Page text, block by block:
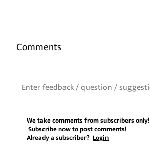
Comments
We take comments from subscribers only!
Subscribe nowto post comments!
Already a subscriber?Login